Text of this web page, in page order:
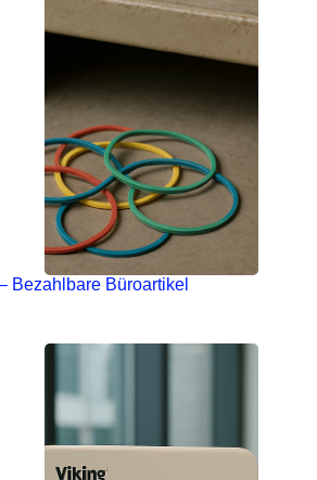
Bezahlbare Büroartikel